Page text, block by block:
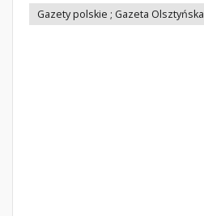
Gazety polskie ; Gazeta Olsztyńska